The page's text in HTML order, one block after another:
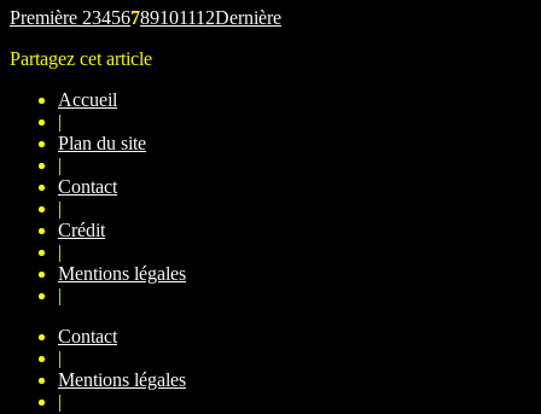
Première 23456789101112Dernière
Partagez cet article
Accueil
|
Plan du site
|
Contact
|
Crédit
|
Mentions légales
|
Contact
|
Mentions légales
|